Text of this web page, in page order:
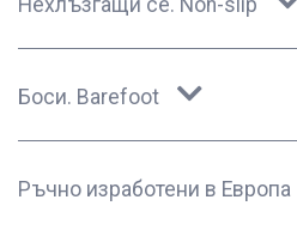
Боси. Barefoot
Ръчно изработени в Европа